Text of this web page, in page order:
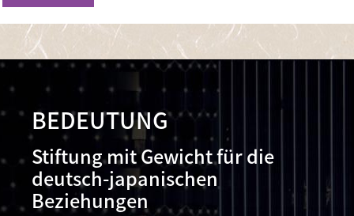
BEDEUTUNG
Stiftung mit Gewicht für die
deutsch-japanischen
Beziehungen